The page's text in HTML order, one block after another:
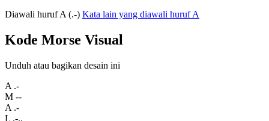
Diawali huruf A (.-) Kata lain yang diawali huruf A
Kode Morse Visual
Unduh atau bagikan desain ini
A .-
M --
A .-
L .-..